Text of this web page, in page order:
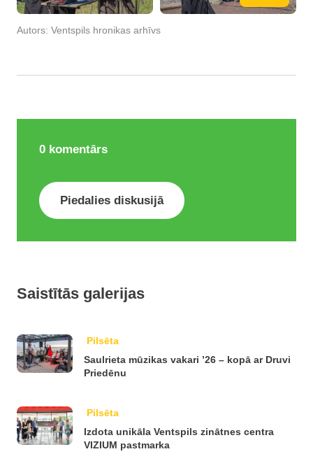
Autors: Ventspils hronikas arhīvs
0 komentārs
Piedalies diskusijā
Saistītās galerijas
Pilsēta
Saulrieta mūzikas vakari ’26 – kopā ar Druvi
Priedēnu
Pilsēta
Izdota unikāla Ventspils zinātnes centra
VIZIUM pastmarka